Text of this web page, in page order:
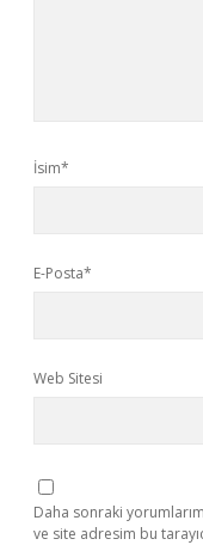
İsim*
E-Posta*
Web Sitesi
Daha sonraki
ve site adresim bu